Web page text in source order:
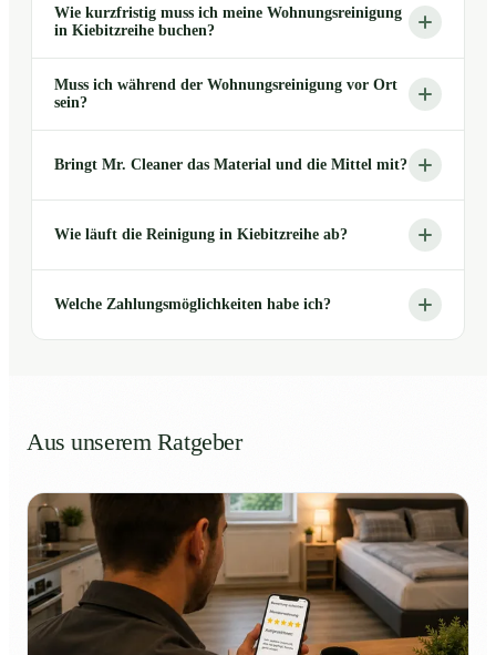
Wie kurzfristig muss ich meine Wohnungsreinigung
in Kiebitzreihe buchen?
Muss ich während der Wohnungsreinigung vor Ort
sein?
Bringt Mr. Cleaner das Material und die Mittel mit?
Wie läuft die Reinigung in Kiebitzreihe ab?
Welche Zahlungsmöglichkeiten habe ich?
Aus unserem Ratgeber